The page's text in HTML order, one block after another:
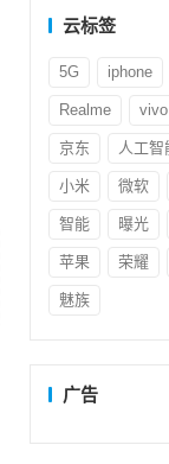
云标签
5G iphone
Realme vivo
京东 人工智
小米 微软
智能 曝光
苹果 荣耀
魅族
广告